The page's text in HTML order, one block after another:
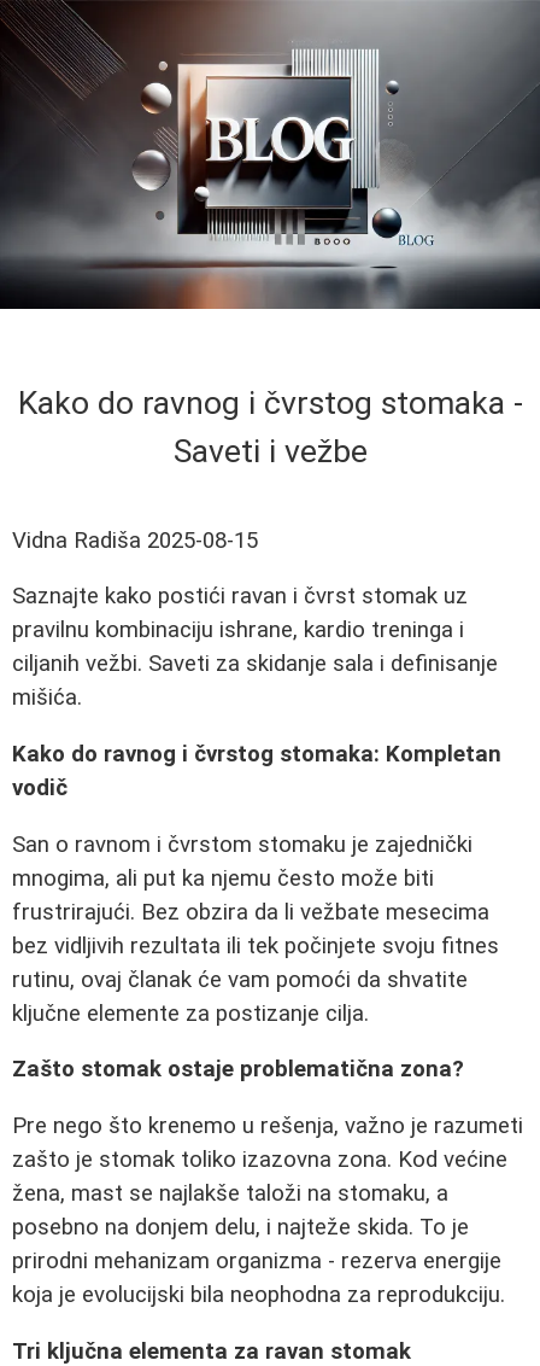
Kako do ravnog i čvrstog stomaka -
Saveti i vežbe
Vidna Radiša 2025-08-15
Saznajte kako postići ravan i čvrst stomak uz
pravilnu kombinaciju ishrane, kardio treninga i
ciljanih vežbi. Saveti za skidanje sala i definisanje
mišića.
Kako do ravnog i čvrstog stomaka: Kompletan
vodič
San o ravnom i čvrstom stomaku je zajednički
mnogima, ali put ka njemu često može biti
frustrirajući. Bez obzira da li vežbate mesecima
bez vidljivih rezultata ili tek počinjete svoju fitnes
rutinu, ovaj članak će vam pomoći da shvatite
ključne elemente za postizanje cilja.
Zašto stomak ostaje problematična zona?
Pre nego što krenemo u rešenja, važno je razumeti
zašto je stomak toliko izazovna zona. Kod većine
žena, mast se najlakše taloži na stomaku, a
posebno na donjem delu, i najteže skida. To je
prirodni mehanizam organizma - rezerva energije
koja je evolucijski bila neophodna za reprodukciju.
Tri ključna elementa za ravan stomak